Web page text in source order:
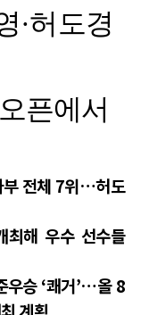
·허도경
픈에서
전체 7위…허도
최해 우수 선수들
우승‘쾌거’…올8
계획